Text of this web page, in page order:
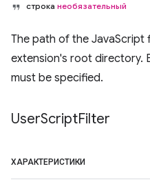
строка необязательный
The path of the
extension's root directory.
must be specified.
UserScriptFilter
ХАРАКТЕРИСТИКИ